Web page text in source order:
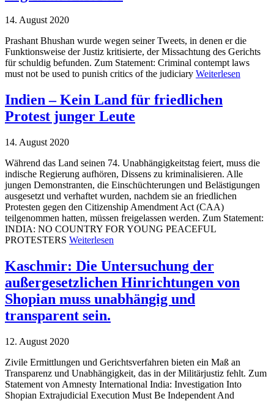
14. August 2020
Prashant Bhushan wurde wegen seiner Tweets, in denen er die
Funktionsweise der Justiz kritisierte, der Missachtung des Gerichts
für schuldig befunden. Zum Statement: Criminal contempt laws
must not be used to punish critics of the judiciary Weiterlesen
Indien – Kein Land für friedlichen
Protest junger Leute
14. August 2020
Während das Land seinen 74. Unabhängigkeitstag feiert, muss die
indische Regierung aufhören, Dissens zu kriminalisieren. Alle
jungen Demonstranten, die Einschüchterungen und Belästigungen
ausgesetzt und verhaftet wurden, nachdem sie an friedlichen
Protesten gegen den Citizenship Amendment Act (CAA)
teilgenommen hatten, müssen freigelassen werden. Zum Statement:
INDIA: NO COUNTRY FOR YOUNG PEACEFUL
PROTESTERS Weiterlesen
Kaschmir: Die Untersuchung der
außergesetzlichen Hinrichtungen von
Shopian muss unabhängig und
transparent sein.
12. August 2020
Zivile Ermittlungen und Gerichtsverfahren bieten ein Maß an
Transparenz und Unabhängigkeit, das in der Militärjustiz fehlt. Zum
Statement von Amnesty International India: Investigation Into
Shopian Extrajudicial Execution Must Be Independent And